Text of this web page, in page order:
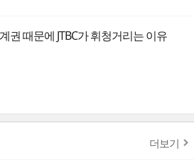
권 때문에 JTBC가 휘청거리는 이유
더보기